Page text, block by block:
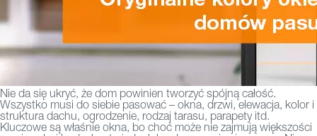
Nie da się ukryć, że dom powinien tworzyć spójną całość.
Wszystko musi do siebie pasować – okna, drzwi, elewacja, kolor i
struktura dachu, ogrodzenie, rodzaj tarasu, parapety itd.
Kluczowe są właśnie okna, bo choć może nie zajmują większości